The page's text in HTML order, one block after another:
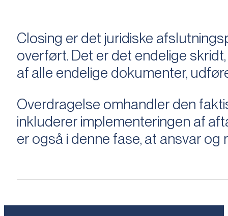
Closing er det juridiske
overført. Det er det endelige
af alle endelige dokumenter,
Overdragelse omhandler den
inkluderer implementeringen af
er også i denne fase, at ansvar